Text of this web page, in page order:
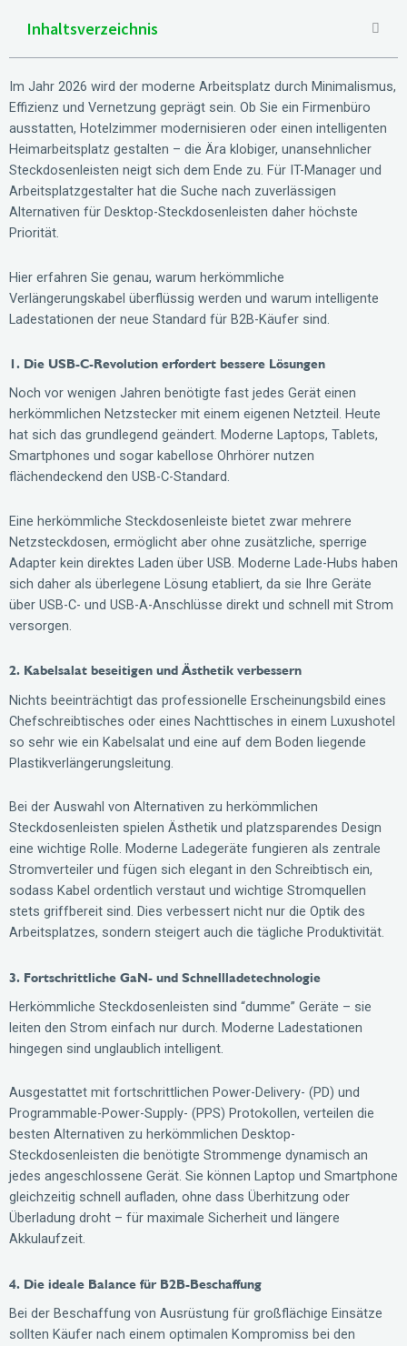
Inhaltsverzeichnis
Im Jahr 2026 wird der moderne Arbeitsplatz durch Minimalismus,
Effizienz und Vernetzung geprägt sein. Ob Sie ein Firmenbüro
ausstatten, Hotelzimmer modernisieren oder einen intelligenten
Heimarbeitsplatz gestalten – die Ära klobiger, unansehnlicher
Steckdosenleisten neigt sich dem Ende zu. Für IT-Manager und
Arbeitsplatzgestalter hat die Suche nach zuverlässigen
Alternativen für Desktop-Steckdosenleisten daher höchste
Priorität.
Hier erfahren Sie genau, warum herkömmliche
Verlängerungskabel überflüssig werden und warum intelligente
Ladestationen der neue Standard für B2B-Käufer sind.
1. Die USB-C-Revolution erfordert bessere Lösungen
Noch vor wenigen Jahren benötigte fast jedes Gerät einen
herkömmlichen Netzstecker mit einem eigenen Netzteil. Heute
hat sich das grundlegend geändert. Moderne Laptops, Tablets,
Smartphones und sogar kabellose Ohrhörer nutzen
flächendeckend den USB-C-Standard.
Eine herkömmliche Steckdosenleiste bietet zwar mehrere
Netzsteckdosen, ermöglicht aber ohne zusätzliche, sperrige
Adapter kein direktes Laden über USB. Moderne Lade-Hubs haben
sich daher als überlegene Lösung etabliert, da sie Ihre Geräte
über USB-C- und USB-A-Anschlüsse direkt und schnell mit Strom
versorgen.
2. Kabelsalat beseitigen und Ästhetik verbessern
Nichts beeinträchtigt das professionelle Erscheinungsbild eines
Chefschreibtisches oder eines Nachttisches in einem Luxushotel
so sehr wie ein Kabelsalat und eine auf dem Boden liegende
Plastikverlängerungsleitung.
Bei der Auswahl von Alternativen zu herkömmlichen
Steckdosenleisten spielen Ästhetik und platzsparendes Design
eine wichtige Rolle. Moderne Ladegeräte fungieren als zentrale
Stromverteiler und fügen sich elegant in den Schreibtisch ein,
sodass Kabel ordentlich verstaut und wichtige Stromquellen
stets griffbereit sind. Dies verbessert nicht nur die Optik des
Arbeitsplatzes, sondern steigert auch die tägliche Produktivität.
3. Fortschrittliche GaN- und Schnellladetechnologie
Herkömmliche Steckdosenleisten sind “dumme” Geräte – sie
leiten den Strom einfach nur durch. Moderne Ladestationen
hingegen sind unglaublich intelligent.
Ausgestattet mit fortschrittlichen Power-Delivery- (PD) und
Programmable-Power-Supply- (PPS) Protokollen, verteilen die
besten Alternativen zu herkömmlichen Desktop-
Steckdosenleisten die benötigte Strommenge dynamisch an
jedes angeschlossene Gerät. Sie können Laptop und Smartphone
gleichzeitig schnell aufladen, ohne dass Überhitzung oder
Überladung droht – für maximale Sicherheit und längere
Akkulaufzeit.
4. Die ideale Balance für B2B-Beschaffung
Bei der Beschaffung von Ausrüstung für großflächige Einsätze
sollten Käufer nach einem optimalen Kompromiss bei den